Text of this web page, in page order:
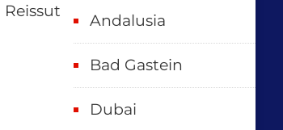
Reissut
Andalusia
Bad Gastein
Dubai